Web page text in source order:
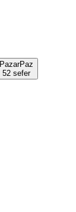
PazarPaz
52 sefer